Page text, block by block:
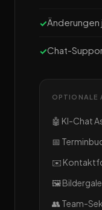
Chat-
OPTIONALE
🤖 KI-Chat
📅
✉️
🖼️
👥 Team-